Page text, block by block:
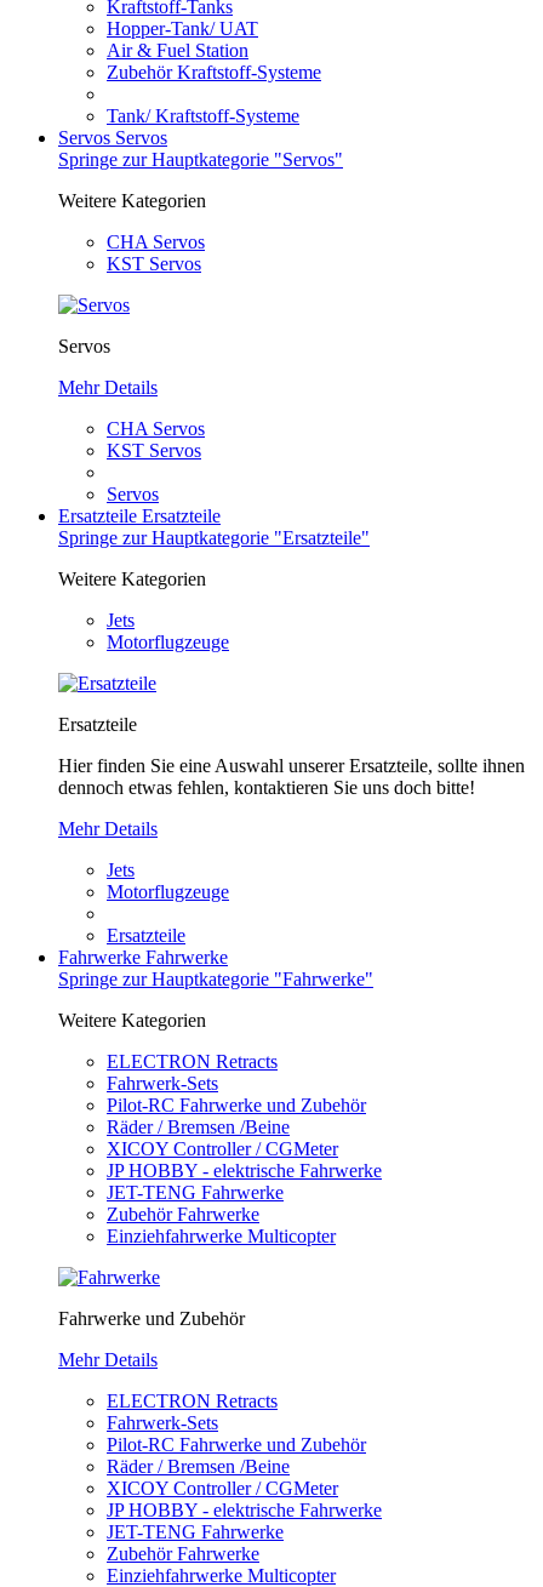
Kraftstoff-Tanks
Hopper-Tank/ UAT
Air & Fuel Station
Zubehör Kraftstoff-Systeme
Tank/ Kraftstoff-Systeme
Servos Servos
Springe zur Hauptkategorie "Servos"
Weitere Kategorien
CHA Servos
KST Servos
Servos
Mehr Details
CHA Servos
KST Servos
Servos
Ersatzteile Ersatzteile
Springe zur Hauptkategorie "Ersatzteile"
Weitere Kategorien
Jets
Motorflugzeuge
Ersatzteile
Hier finden Sie eine Auswahl unserer Ersatzteile, sollte ihnen
dennoch etwas fehlen, kontaktieren Sie uns doch bitte!
Mehr Details
Jets
Motorflugzeuge
Ersatzteile
Fahrwerke Fahrwerke
Springe zur Hauptkategorie "Fahrwerke"
Weitere Kategorien
ELECTRON Retracts
Fahrwerk-Sets
Pilot-RC Fahrwerke und Zubehör
Räder / Bremsen /Beine
XICOY Controller / CGMeter
JP HOBBY - elektrische Fahrwerke
JET-TENG Fahrwerke
Zubehör Fahrwerke
Einziehfahrwerke Multicopter
Fahrwerke und Zubehör
Mehr Details
ELECTRON Retracts
Fahrwerk-Sets
Pilot-RC Fahrwerke und Zubehör
Räder / Bremsen /Beine
XICOY Controller / CGMeter
JP HOBBY - elektrische Fahrwerke
JET-TENG Fahrwerke
Zubehör Fahrwerke
Einziehfahrwerke Multicopter